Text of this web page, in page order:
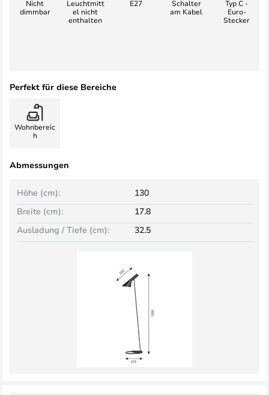
Nicht
dimmbar
Leuchtmitt
el nicht
enthalten
E27
Schalter
am Kabel
Typ C -
Euro-
Stecker
Perfekt für diese Bereiche
Wohnbereic
h
Abmessungen
Breite (cm): 17.8
Höhe (cm): 130
Ausladung / Tiefe (cm): 32.5